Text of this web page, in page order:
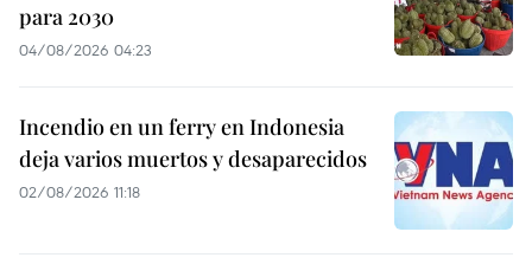
para 2030
04/08/2026 04:23
Incendio en un ferry en Indonesia
deja varios muertos y desaparecidos
02/08/2026 11:18